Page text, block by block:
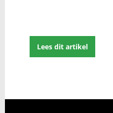
Lees dit artikel